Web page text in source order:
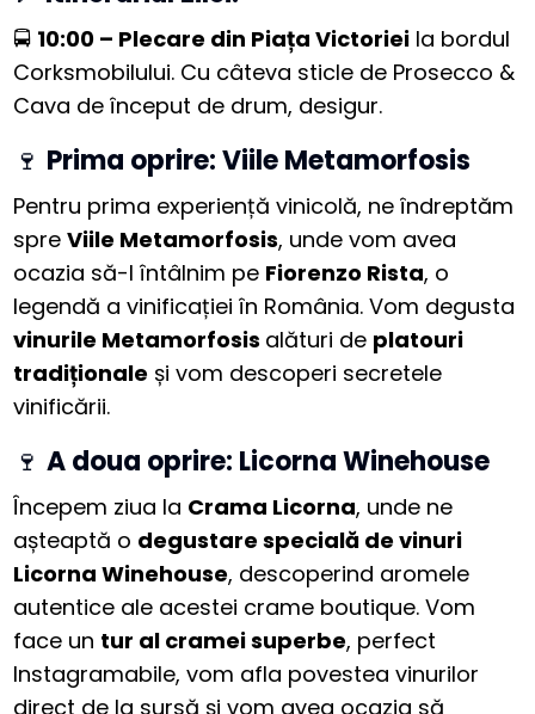
🚍 10:00 – Plecare din Piața Victoriei la bordul
Corksmobilului. Cu câteva sticle de Prosecco &
Cava de început de drum, desigur.
🍷 Prima oprire: Viile Metamorfosis
Pentru prima experiență vinicolă, ne îndreptăm
spreViile Metamorfosis, unde vom avea
ocazia să-l întâlnim pe Fiorenzo Rista, o
legendă a vinificației în România. Vom degusta
vinurile Metamorfosis alături de platouri
tradiționale și vom descoperi secretele
vinificării.
🍷A doua oprire: Licorna Winehouse
Începem ziua la Crama Licorna, unde ne
așteaptă o degustare specială de vinuri
Licorna Winehouse, descoperind aromele
autentice ale acestei crame boutique. Vom
face un tur al cramei superbe, perfect
Instagramabile, vom afla povestea vinurilor
direct de la sursă și vom avea ocazia să